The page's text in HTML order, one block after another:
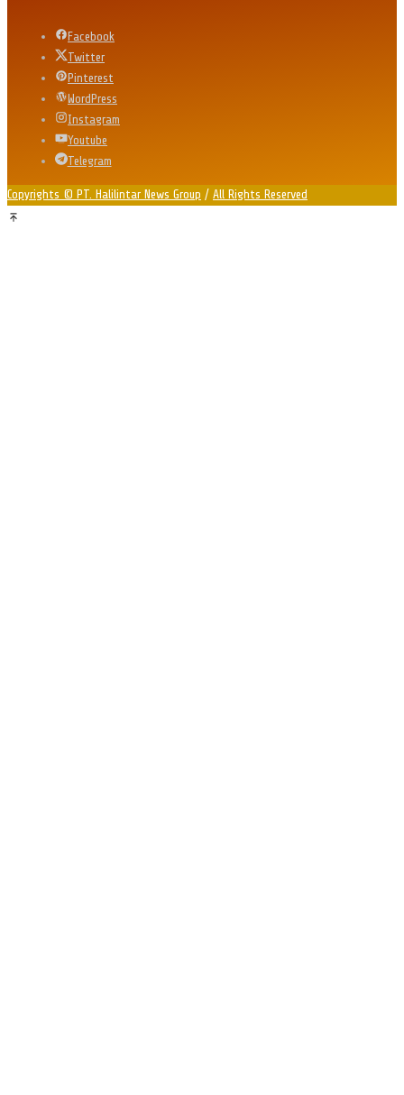
Facebook
Twitter
Pinterest
WordPress
Instagram
Youtube
Telegram
Copyrights © PT. Halilintar News Group / All Rights Reserved